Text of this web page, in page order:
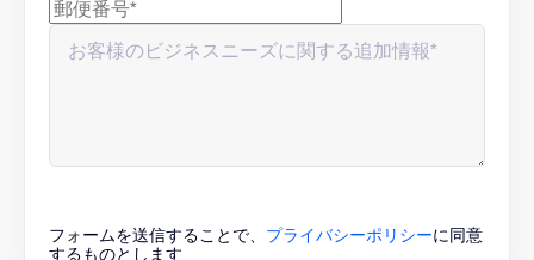
Meetingsのライブ音声翻訳
フォームを送信することで、 プライバシーポリシーに同意
するものとします